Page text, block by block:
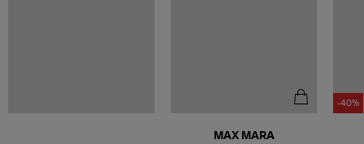
MAX MARA
-40%